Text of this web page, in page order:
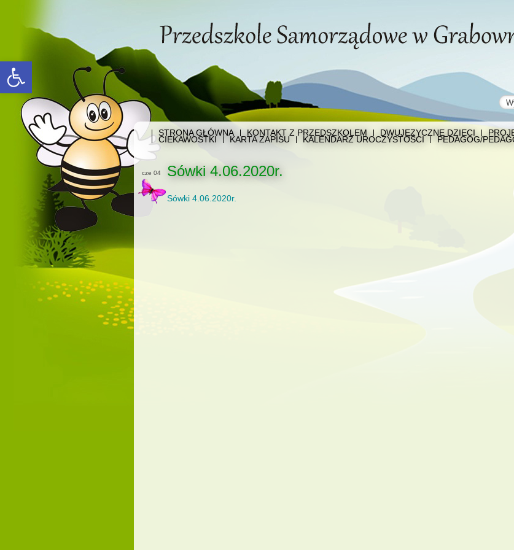
Open toolbar
STRONA GŁÓWNA KONTAKT Z PRZEDSZKOLEM DWUJĘZYCZNE DZIECI
CIEKAWOSTKI KARTA ZAPISU KALENDARZ UROCZYSTOŚCI PEDAGOG/
cze 04 Sówki 4.06.2020r.
Sówki 4.06.2020r.